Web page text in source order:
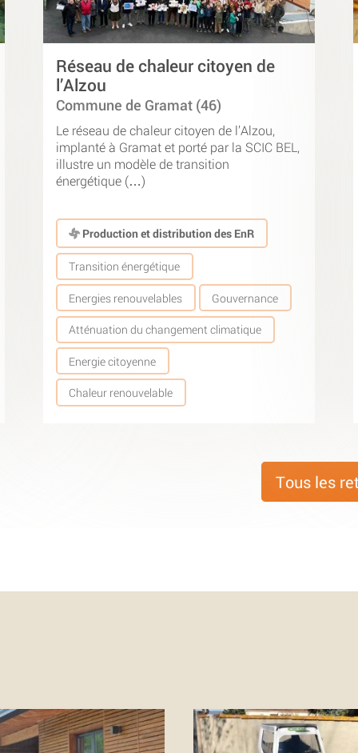
Réseau de chaleur citoyen de
l’Alzou
Commune de Gramat (46)
Le réseau de chaleur citoyen de l’Alzou,
implanté à Gramat et porté par la SCIC BEL,
illustre un modèle de transition
énergétique (…)
Production et distribution des EnR
Transition énergétique
Energies renouvelables Gouvernance
Atténuation du changement climatique
Energie citoyenne
Chaleur renouvelable
Tous les